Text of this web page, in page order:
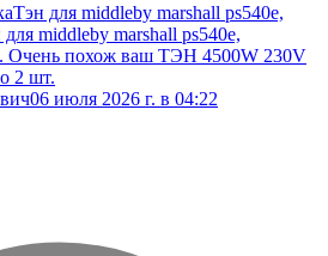
Тэн для middleby marshall ps540e,
middleby marshall ps540e,
Очень похож ваш ТЭН 4500W 230V
2 шт.
06 июля 2026 г. в 04:22